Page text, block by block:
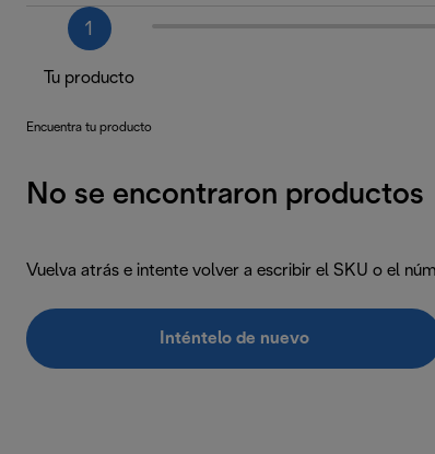
1
Tu producto
Encuentra tu producto
No se encontraron productos
Vuelva atrás e intente volver a escribir el SKU o el
Inténtelo de nuevo